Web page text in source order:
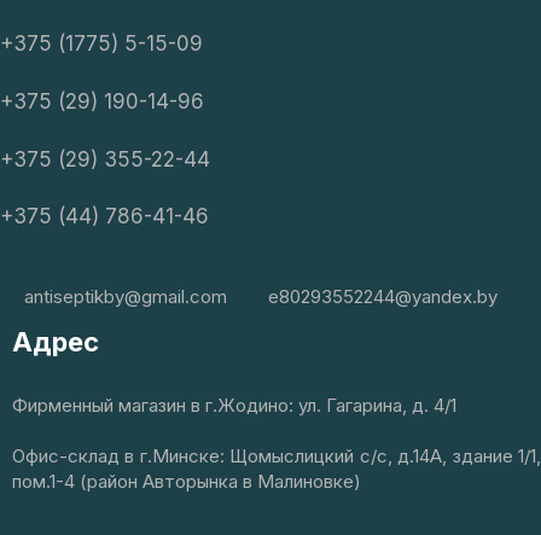
+375 (1775) 5-15-09
+375 (29) 190-14-96
+375 (29) 355-22-44
+375 (44) 786-41-46
antiseptikby@gmail.com e80293552244@yandex.by
Адрес
Фирменный магазин в г.Жодино: ул. Гагарина, д. 4/1
Офис-склад в г.Минске: Щомыслицкий с/с, д.14А, здание 1/1,
пом.1-4 (район Авторынка в Малиновке)